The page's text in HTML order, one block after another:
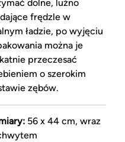
dolne, luźno
frędzle w
ładzie, po wyjęciu
można je
przeczesać
o szerokim
zębów.
56 x 44 cm, wraz